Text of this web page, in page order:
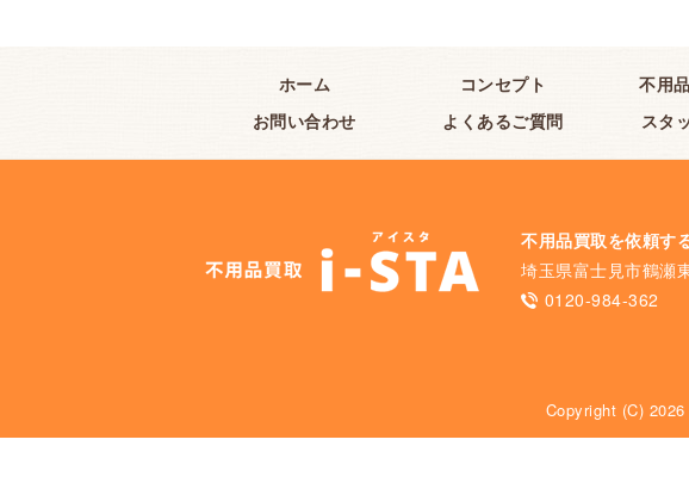
ホーム コンセプト 不用
お問い合わせ
よくあるご質問 スタ
不用品買取を依頼す
埼玉県富士見市鶴瀬
0120-984-362
Copyright (C)